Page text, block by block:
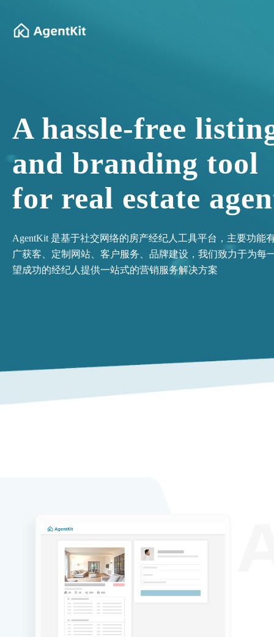
A hassle-free
and branding tool
for real estate
AgentKit 是基于社交网络的房产经纪人工具平台，主要功能
广获客、定制网站、客户服务、品牌建设，我们致力于为每
望成功的经纪人提供一站式的营销服务解决方案